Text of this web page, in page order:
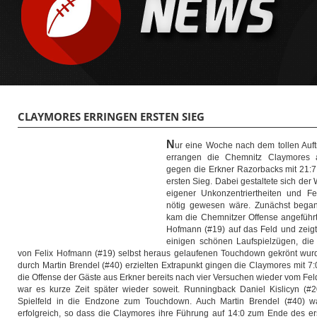
CLAYMORES ERRINGEN ERSTEN SIEG
N ur eine Woche nach dem tollen
errangen die Chemnitz Claymores
gegen die Erkner Razorbacks mit
ersten Sieg. Dabei gestaltete sich der
eigener Unkonzentriertheiten und
nötig gewesen wäre. Zunächst
kam die Chemnitzer Offense
Hofmann (#19) auf das Feld und
einigen schönen Laufspielzügen,
von Felix Hofmann (#19) selbst heraus gelaufenen Touchdown gekrönt
durch Martin Brendel (#40) erzielten Extrapunkt gingen die Claymores mit
die Offense der Gäste aus Erkner bereits nach vier Versuchen wieder vom
war es kurze Zeit später wieder soweit. Runningback Daniel Kislicyn
Spielfeld in die Endzone zum Touchdown. Auch Martin Brendel (#40)
erfolgreich, so dass die Claymores ihre Führung auf 14:0 zum Ende des